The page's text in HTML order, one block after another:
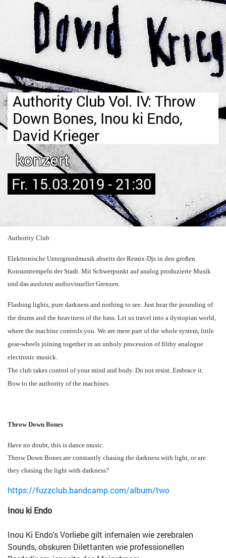
Authority Club Vol. IV: Throw
Down Bones, Inou ki Endo,
David Krieger
konzert
Fr. 15.03.2019 - 21:30
Authority Club
Elektronische Untergrundmusik abseits der Remix-Djs in den großen
Konsumtempeln der Stadt. Mit Schwerpunkt auf analog produzierte Musik
und das ausloten audiovisueller Grenzen.
Flashing lights, pure darkness and nothing to see. Just hear the pounding of
the drums and the heaviness of the bass. Let us travel into a dystopian world,
where the machine controls you. We are mere part of the whole system, little
gear-wheels joining together in an unholy procession of filthy analogue
electronic musick.
The club takes control of your mind and body. Do not resist. Embrace it.
Bow to the authority of the machines.
Throw Down Bones
Have no doubt, this is dance music.
Throw Down Bones are constantly chasing the darkness with light, or are
they chasing the light with darkness?
https://fuzzclub.bandcamp.com/album/two
Inou ki Endo
Inou Ki Endo's Vorliebe gilt infernalen wie zerebralen
Sounds, obskuren Dilettanten wie professionellen